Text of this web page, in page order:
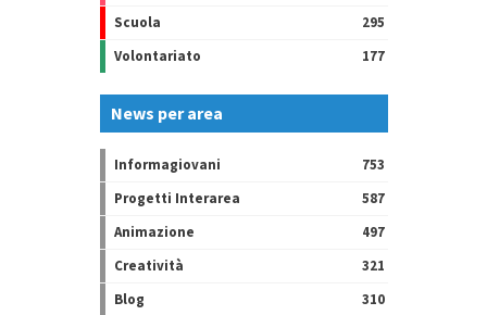
Scuola
295
Volontariato
177
News per area
Informagiovani
753
Progetti Interarea
587
Animazione
497
Creatività
321
Blog
310